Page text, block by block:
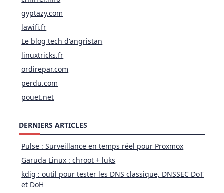
gyptazy.com
lawifi.fr
Le blog tech d'angristan
linuxtricks.fr
ordirepar.com
perdu.com
pouet.net
DERNIERS ARTICLES
Pulse : Surveillance en temps réel pour Proxmox
Garuda Linux : chroot + luks
kdig : outil pour tester les DNS classique, DNSSEC DoT
et DoH